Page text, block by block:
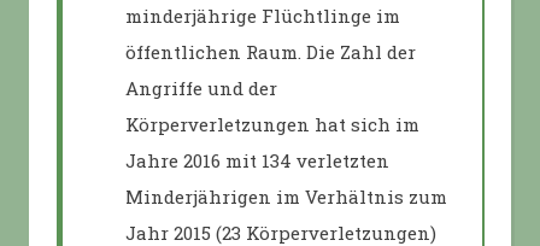
minderjährige Flüchtlinge im
öffentlichen Raum. Die Zahl der
Angriffe und der
Körperverletzungen hat sich im
Jahre 2016 mit 134 verletzten
Minderjährigen im Verhältnis zum
Jahr 2015 (23 Körperverletzungen)